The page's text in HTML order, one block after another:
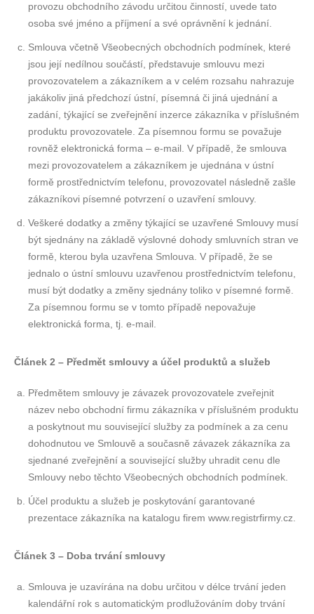
provozu obchodního závodu určitou činností, uvede tato
osoba své jméno a příjmení a své oprávnění k jednání.
Smlouva včetně Všeobecných obchodních podmínek, které
jsou její nedílnou součástí, představuje smlouvu mezi
provozovatelem a zákazníkem a v celém rozsahu nahrazuje
jakákoliv jiná předchozí ústní, písemná či jiná ujednání a
zadání, týkající se zveřejnění inzerce zákazníka v příslušném
produktu provozovatele. Za písemnou formu se považuje
rovněž elektronická forma – e-mail. V případě, že smlouva
mezi provozovatelem a zákazníkem je ujednána v ústní
formě prostřednictvím telefonu, provozovatel následně zašle
zákazníkovi písemné potvrzení o uzavření smlouvy.
Veškeré dodatky a změny týkající se uzavřené Smlouvy musí
být sjednány na základě výslovné dohody smluvních stran ve
formě, kterou byla uzavřena Smlouva. V případě, že se
jednalo o ústní smlouvu uzavřenou prostřednictvím telefonu,
musí být dodatky a změny sjednány toliko v písemné formě.
Za písemnou formu se v tomto případě nepovažuje
elektronická forma, tj. e-mail.
Článek 2 – Předmět smlouvy a účel produktů a služeb
Předmětem smlouvy je závazek provozovatele zveřejnit
název nebo obchodní firmu zákazníka v příslušném produktu
a poskytnout mu související služby za podmínek a za cenu
dohodnutou ve Smlouvě a současně závazek zákazníka za
sjednané zveřejnění a související služby uhradit cenu dle
Smlouvy nebo těchto Všeobecných obchodních podmínek.
Účel produktu a služeb je poskytování garantované
prezentace zákazníka na katalogu firem www.registrfirmy.cz.
Článek 3 – Doba trvání smlouvy
Smlouva je uzavírána na dobu určitou v délce trvání jeden
kalendářní rok s automatickým prodlužováním doby trvání